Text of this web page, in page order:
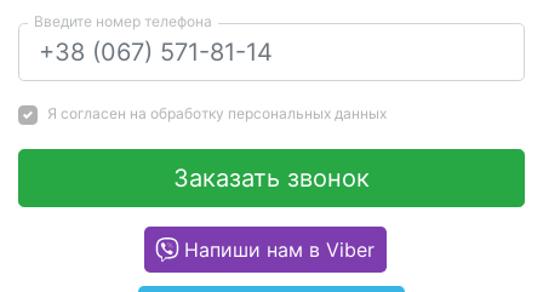
Введите номер телефона
Я согласен на обработку персональных данных
Заказать звонок
Напиши нам в Viber